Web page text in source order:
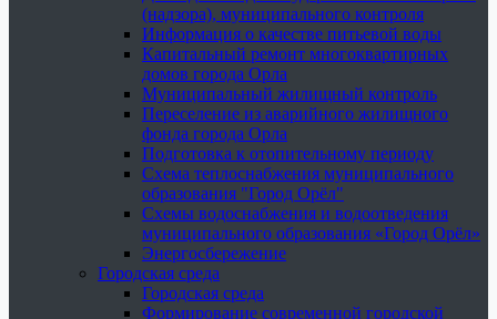
(надзора), муниципального контроля
Информация о качестве питьевой воды
Капитальный ремонт многоквартирных
домов города Орла
Муниципальный жилищный контроль
Переселение из аварийного жилищного
фонда города Орла
Подготовка к отопительному периоду
Схема теплоснабжения муниципального
образования "Город Орёл"
Схемы водоснабжения и водоотведения
муниципального образования «Город Орёл»
Энергосбережение
Городская среда
Городская среда
Формирование современной городской